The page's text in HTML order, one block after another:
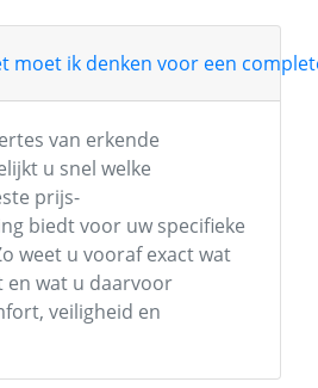
moet ik denken voor een
van erkende
u snel welke
prijs-
biedt voor uw specifieke
weet u vooraf exact wat
en wat u daarvoor
veiligheid en